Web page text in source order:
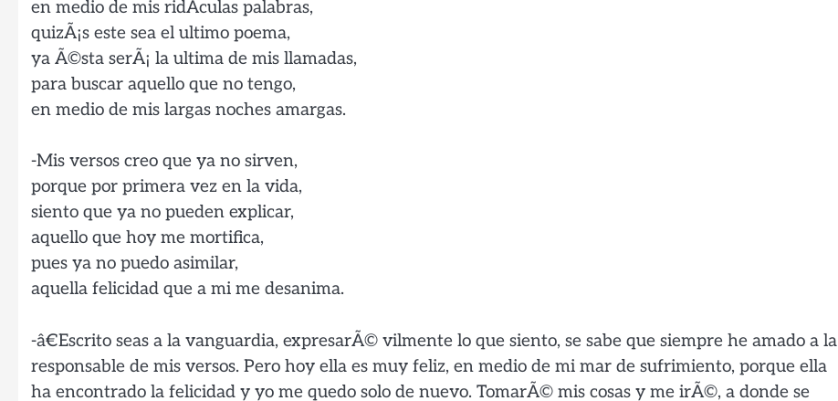
en medio de mis ridÃ­culas palabras,
quizÃ¡s este sea el ultimo poema,
ya Ã©sta serÃ¡ la ultima de mis llamadas,
para buscar aquello que no tengo,
en medio de mis largas noches amargas.
-Mis versos creo que ya no sirven,
porque por primera vez en la vida,
siento que ya no pueden explicar,
aquello que hoy me mortifica,
pues ya no puedo asimilar,
aquella felicidad que a mi me desanima.
-â€Escrito seas a la vanguardia, expresarÃ© vilmente lo que siento, se sabe que siempre he amado a la
responsable de mis versos. Pero hoy ella es muy feliz, en medio de mi mar de sufrimiento, porque ella
ha encontrado la felicidad y yo me quedo solo de nuevo. TomarÃ© mis cosas y me irÃ©, a donde se